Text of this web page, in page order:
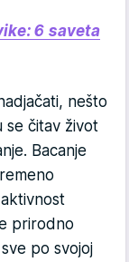
6 saveta
nešto
se čitav život
Bacanje
prirodno
po svojoj